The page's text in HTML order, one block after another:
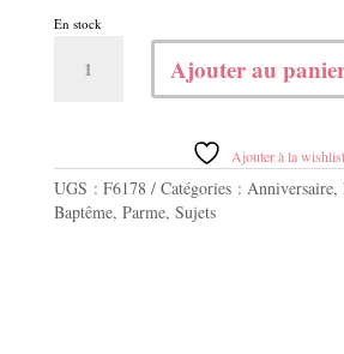
En stock
7x50cm
Ajouter au
Ajouter à la wishlist
UGS : F6178 Catégories : Anniversaire,
Baptême, Parme, Sujets